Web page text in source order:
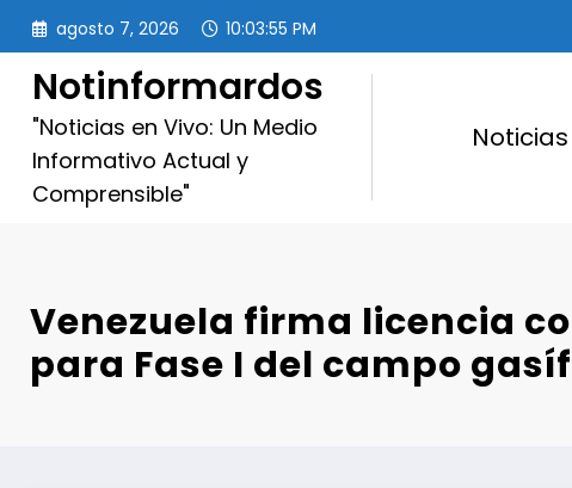
Saltar
contenido
agosto 7, 2026 10:03:56 PM
Notinformardos
"Noticias en Vivo: Un Medio
Informativo Actual y
Comprensible"
Noticias
Venezuela firma licencia
para Fase I del campo